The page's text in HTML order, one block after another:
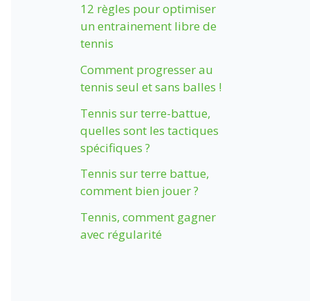
12 règles pour optimiser
un entrainement libre de
tennis
Comment progresser au
tennis seul et sans balles !
Tennis sur terre-battue,
quelles sont les tactiques
spécifiques ?
Tennis sur terre battue,
comment bien jouer ?
Tennis, comment gagner
avec régularité